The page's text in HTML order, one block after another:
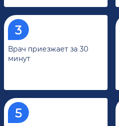
Врач приезжает за 30
минут